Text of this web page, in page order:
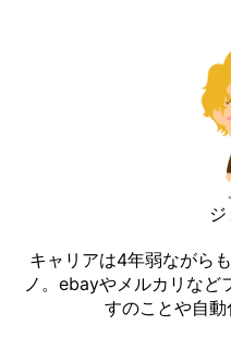
キャリアは4年弱ながら
ノ。ebayやメルカリなど
すのことや自動